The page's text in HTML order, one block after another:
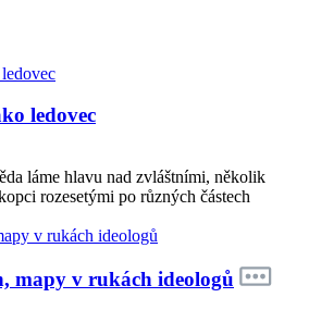
ledovec
láme hlavu nad zvláštními, několik
rozesetými po různých částech
mapy v rukách ideologů